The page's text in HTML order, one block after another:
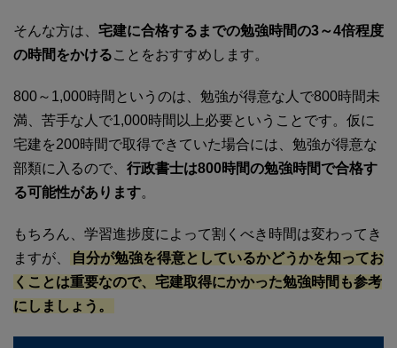
そんな方は、 宅建に合格するまでの勉強時間の3～4倍程度
の時間をかけることをおすすめします。
800～1,000時間というのは、勉強が得意な人で800時間未
満、苦手な人で1,000時間以上必要ということです。仮に
宅建を200時間で取得できていた場合には、勉強が得意な
部類に入るので、 行政書士は800時間の勉強時間で合格す
る可能性があります。
もちろん、学習進捗度によって割くべき時間は変わってき
ますが、
自分が勉強を得意としているかどうかを知ってお
くことは重要なので、宅建取得にかかった勉強時間も参考
にしましょう。